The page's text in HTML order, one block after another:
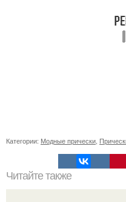
Категории: Модные прически
Читайте также